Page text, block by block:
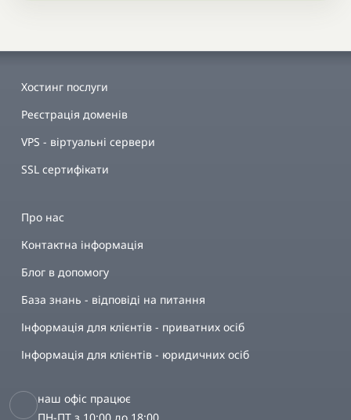
Хостинг послуги
Реєстрація доменів
VPS - віртуальні сервери
SSL сертифікати
Про нас
Контактна інформація
Блог в допомогу
База знань - відповіді на питання
Інформація для клієнтів - приватних осіб
Інформація для клієнтів - юридичних осіб
наш офіс працює